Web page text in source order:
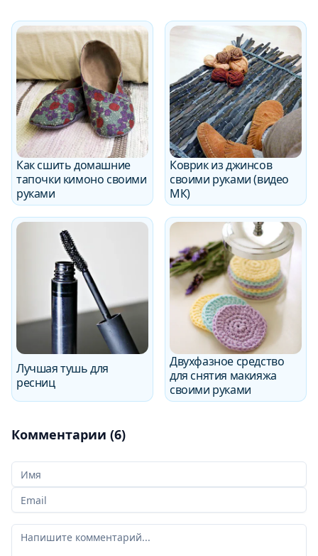
Как сшить домашние
тапочки кимоно своими
руками
Коврик из джинсов
своими руками (видео
МК)
Лучшая тушь для
ресниц
Двухфазное средство
для снятия макияжа
своими руками
Комментарии (6)
Ваше Имя
Ваш email
Ваш комментарий